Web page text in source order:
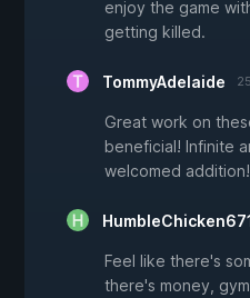
enjoy the game
getting killed.
TommyAdelaide
Great work on
beneficial! Infinite
welcomed addition!
Feel like there's
there's money,